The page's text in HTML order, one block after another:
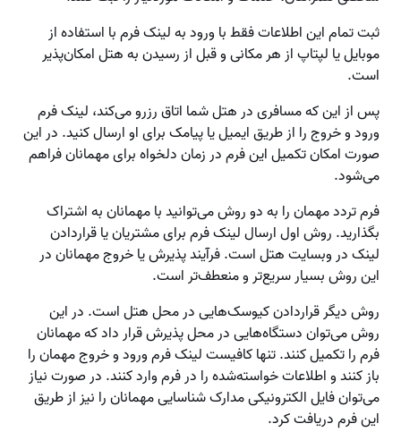
ثبت تمام این اطلاعات فقط با ورود به لینک فرم با استفاده از
موبایل یا لپتاپ از هر مکانی و قبل از رسیدن به هتل امکان‌پذیر
است.
پس از این که مسافری در هتل شما اتاق رزرو می‌کند، لینک فرم
ورود و خروج را از طریق ایمیل یا پیامک برای او ارسال کنید. در این
صورت امکان تکمیل این فرم در زمان دلخواه برای مهمانان فراهم
می‌شود.
فرم تردد مهمان را به دو روش می‌توانید با مهمانان به اشتراک
بگذارید. روش اول ارسال لینک فرم برای مشتریان یا قراردادن
لینک در وبسایت هتل است. فرآیند پذیرش یا خروج مهمانان در
این روش بسیار سریع‌تر و منعطف‌تر است.
روش دیگر قراردادن کیوسک‌هایی در محل هتل است. در این
روش می‌توان دستگاه‌هایی در محل پذیرش قرار داد که مهمانان
فرم را تکمیل کنند. تنها کافیست لینک فرم ورود و خروج مهمان را
باز کنند و اطلاعات خواسته‌شده را در فرم وارد کنند. در صورت نیاز
می‌توان فایل الکترونیکی مدارک شناسایی مهمانان را نیز از طریق
این فرم دریافت کرد.